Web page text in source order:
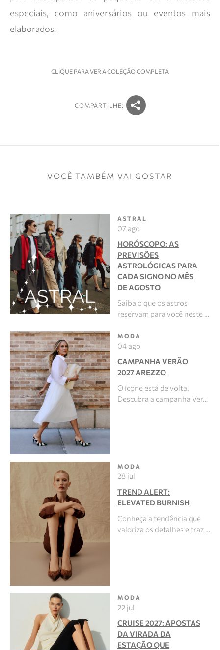
especiais, como aniversários ou eventos mais
elaborados.
CLIQUE PARA VER A COLEÇÃO COMPLETA
COMPARTILHE:
VOCÊ TAMBÉM VAI GOSTAR
ASTRAL
07 ago
HORÓSCOPO: AS
PREVISÕES
ASTROLÓGICAS PARA
CADA SIGNO NO MÊS
DE AGOSTO
Saiba o que os astros
reservam para você neste …
MODA
04 ago
CAMPANHA VERÃO
2027 AREZZO
O ícone está de volta.
Descubra a campanha Ver…
MODA
28 jul
TREND ALERT:
ELEVATED BURNISH
Conheça a tendência que
valoriza os detalhes e traz …
MODA
22 jul
CRUISE 2027: APOSTAS
DA VIRADA DA
ESTAÇÃO QUE